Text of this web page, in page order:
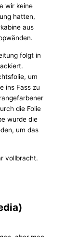
wir keine
hatten,
aus
folgt in
um
ins Fass zu
die Folie
wurde die
um das
vollbracht.